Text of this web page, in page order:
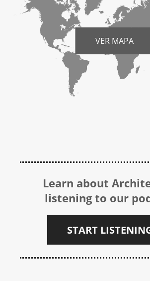
VER MAPA
Learn about
listening to our
START